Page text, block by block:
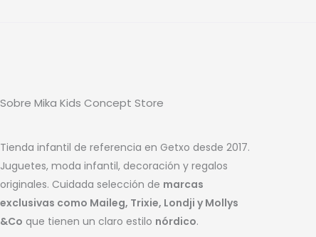
Sobre Mika Kids Concept Store
Tienda infantil de referencia en Getxo desde 2017.
Juguetes, moda infantil, decoración y regalos
originales. Cuidada selección de marcas
exclusivas como Maileg, Trixie, Londji y Mollys
&Co que tienen un claro estilo nórdico.